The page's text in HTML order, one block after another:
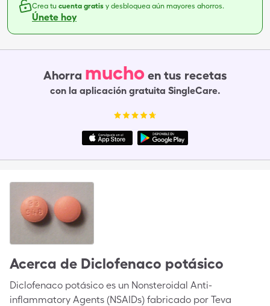
Crea tu cuenta gratis y desbloquea aún mayores ahorros.
Únete hoy
Ahorra mucho en tus recetas
con la aplicación gratuita SingleCare.
Acerca de Diclofenaco potásico
Diclofenaco potásico es un Nonsteroidal Anti-
inflammatory Agents (NSAIDs) fabricado por Teva